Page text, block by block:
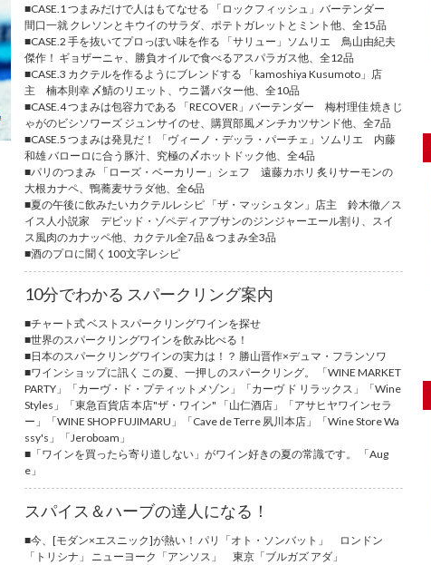
■CASE.1 つまみだけで人はもてなせる 「ロックフィッシュ」バーテンダー
間口一就 クレソンとキウイのサラダ、ポテトガレットとミント他、全15品
■CASE.2 手を抜いてプロっぽい味を作る 「サリュー」ソムリエ 鳥山由紀夫
傑作！ ギョザーニャ、勝負オイルで食べるアスパラガス他、全12品
■CASE.3 カクテルを作るようにブレンドする 「kamoshiya Kusumoto」店
主 楠本則幸 〆鯖のリエット、ウニ醤バター他、全10品
■CASE.4 つまみは包容力である 「RECOVER」バーテンダー 梅村理佳 焼きじ
ゃがのビシソワーズ ジュンサイのせ、購買部風メンチカツサンド他、全7品
■CASE.5 つまみは発見だ！ 「ヴィーノ・デッラ・パーチェ」ソムリエ 内藤
和雄 バローロに合う豚汁、究極の〆ホットドック他、全4品
■パリのつまみ 「ローズ・ベーカリー」シェフ 遠藤カホリ 炙りサーモンの
大根カナペ、鴨蕎麦サラダ他、全6品
■夏の午後に飲みたいカクテルレシピ 「ザ・マッシュタン」店主 鈴木徹／ス
イス人小説家 デビッド・ゾペディアブサンのジンジャーエール割り、スイ
ス風肉のカナッペ他、カクテル全7品＆つまみ全3品
■酒のプロに聞く100文字レシピ
10分でわかる スパークリング案内
■チャート式 ベストスパークリングワインを探せ
■世界のスパークリングワインを飲み比べる！
■日本のスパークリングワインの実力は！？ 勝山晋作×デュマ・フランソワ
■ワインショップに訊く この夏、一押しのスパークリング。 「WINE MARKET
PARTY」「カーヴ・ド・プティットメゾン」「カーヴ ド リラックス」「Wine
Styles」「東急百貨店 本店"ザ・ワイン" 「山仁酒店」「アサヒヤワインセラ
ー」「WINE SHOP FUJIMARU」「Cave de Terre 夙川本店」「Wine Store Wa
ssy's」「Jeroboam」
■「ワインを買ったら寄り道しない」がワイン好きの夏の常識です。 「Aug
e」
スパイス＆ハーブの達人になる！
■今、[モダン×エスニック]が熱い！ パリ「オト・ソンバット」 ロンドン
「トリシナ」 ニューヨーク「アンソス」 東京「ブルガズ アダ」